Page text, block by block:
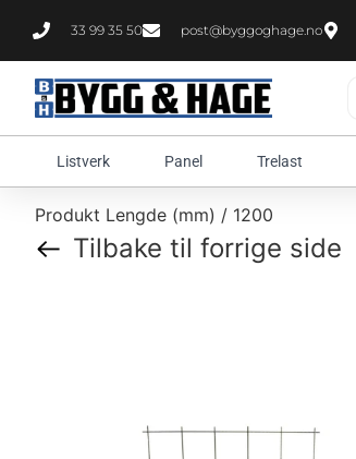
33 99 35 50 post@byggoghage.no
Listverk Panel Trelast
Produkt Lengde (mm) / 1200
Tilbake til forrige side